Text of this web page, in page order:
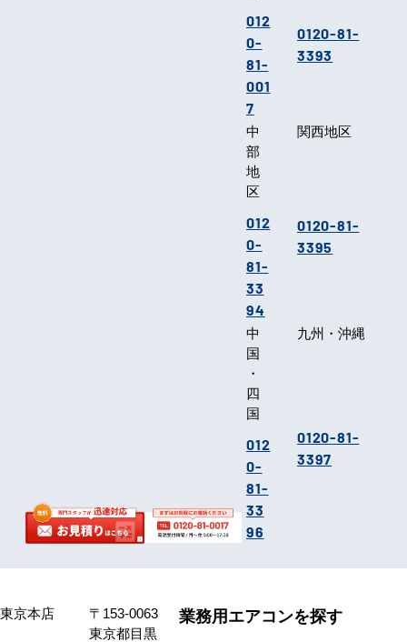
012
0-
81-
001
7
0120-81-
3393
中
部
地
区
012
0-
81-
33
94
関西地区
0120-81-
3395
中
国
・
四
国
012
0-
81-
33
96
九州・沖縄
0120-81-
3397
東京本店
〒153-0063
東京都目黒
業務用エアコンを探す